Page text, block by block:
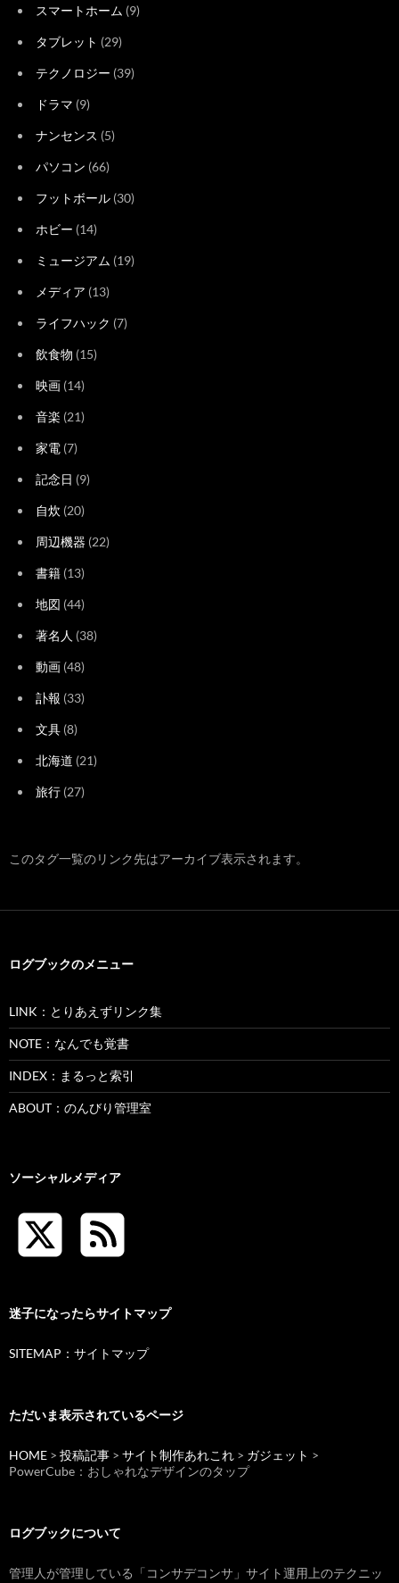
スマートホーム (9)
タブレット (29)
テクノロジー (39)
ドラマ (9)
ナンセンス (5)
パソコン (66)
フットボール (30)
ホビー (14)
ミュージアム (19)
メディア (13)
ライフハック (7)
飲食物 (15)
映画 (14)
音楽 (21)
家電 (7)
記念日 (9)
自炊 (20)
周辺機器 (22)
書籍 (13)
地図 (44)
著名人 (38)
動画 (48)
訃報 (33)
文具 (8)
北海道 (21)
旅行 (27)
このタグ一覧のリンク先はアーカイブ表示されます。
ログブックのメニュー
LINK：とりあえずリンク集
NOTE：なんでも覚書
INDEX：まるっと索引
ABOUT：のんびり管理室
ソーシャルメディア
迷子になったらサイトマップ
SITEMAP：サイトマップ
ただいま表示されているページ
HOME > 投稿記事 > サイト制作あれこれ > ガジェット >
PowerCube：おしゃれなデザインのタップ
ログブックについて
管理人が管理している「コンサデコンサ」サイト運用上のテクニッ